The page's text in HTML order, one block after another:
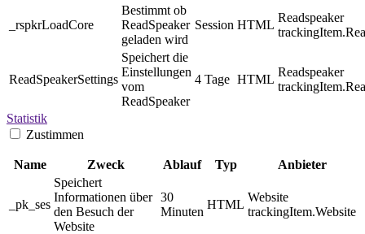
_rspkrLoadCore
Bestimmt ob
ReadSpeaker
geladen wird
Session HTML
Readspeaker
ReadSpeakerSettings
Speichert die
Einstellungen
vom
ReadSpeaker
4 Tage HTML
Readspeaker
Statistik
Zustimmen
Name Zweck Ablauf Typ Anbieter
_pk_ses
Speichert
Informationen über
den Besuch der
Website
30
Minuten
HTML
Website
trackingItem.Website